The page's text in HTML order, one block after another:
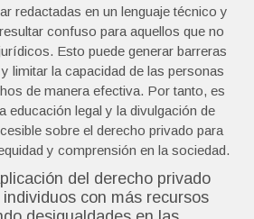
redactadas en un lenguaje técnico y
confuso para aquellos que no
Esto puede generar barreras
limitar la capacidad de las personas
de manera efectiva. Por tanto, es
educación legal y la divulgación de
sobre el derecho privado para
y comprensión en la sociedad.
del derecho privado
con más recursos